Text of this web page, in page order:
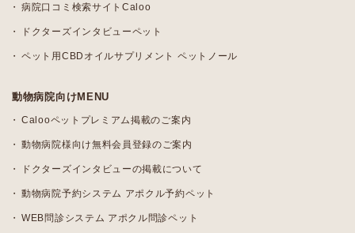
病院口コミ検索サイトCaloo
ドクターズインタビューペット
ペット用CBDオイルサプリメント ペットノール
動物病院向けMENU
Calooペットプレミアム掲載のご案内
動物病院様向け無料会員登録のご案内
ドクターズインタビューの掲載について
動物病院予約システム アポクル予約ペット
WEB問診システム アポクル問診ペット